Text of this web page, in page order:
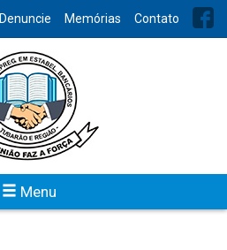
Denuncie Memórias Contato
Menu